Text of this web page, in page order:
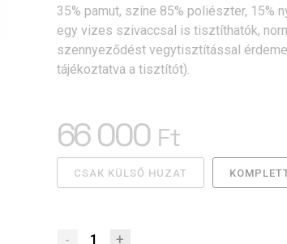
35% pamut, színe 85% poliészter, 15%
egy vizes szivaccsal is tisztíthatók,
szennyeződést vegytisztítással
tájékoztatva a tisztítót).
66 000 Ft
CSAK KÜLSŐ HUZAT
- 1 +